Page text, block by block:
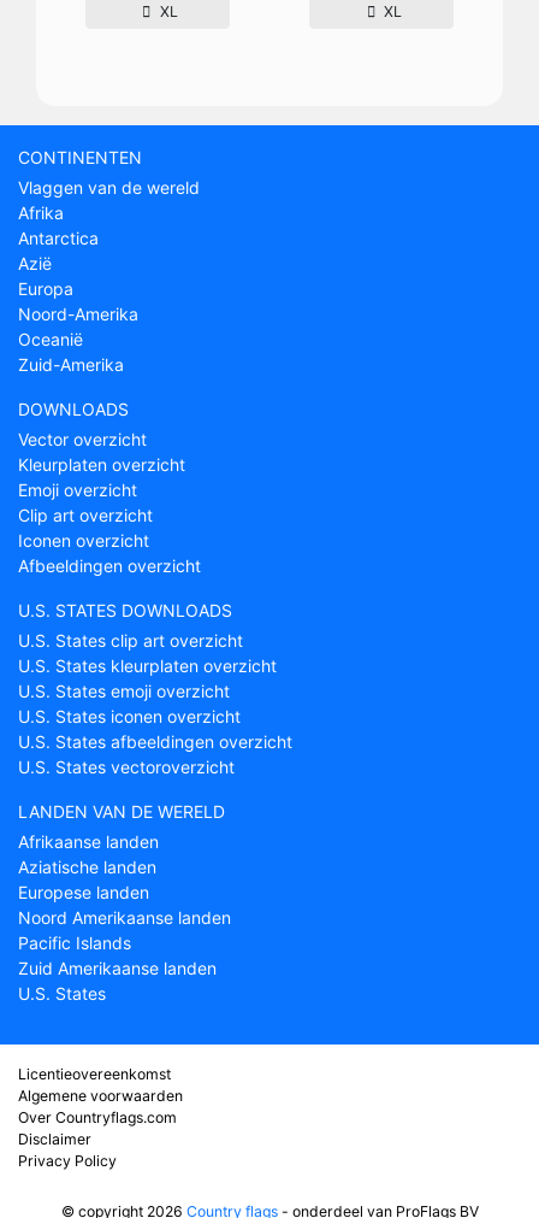
XL XL
CONTINENTEN
Vlaggen van de wereld
Afrika
Antarctica
Azië
Europa
Noord-Amerika
Oceanië
Zuid-Amerika
DOWNLOADS
Vector overzicht
Kleurplaten overzicht
Emoji overzicht
Clip art overzicht
Iconen overzicht
Afbeeldingen overzicht
U.S. STATES DOWNLOADS
U.S. States clip art overzicht
U.S. States kleurplaten overzicht
U.S. States emoji overzicht
U.S. States iconen overzicht
U.S. States afbeeldingen overzicht
U.S. States vectoroverzicht
LANDEN VAN DE WERELD
Afrikaanse landen
Aziatische landen
Europese landen
Noord Amerikaanse landen
Pacific Islands
Zuid Amerikaanse landen
U.S. States
Licentieovereenkomst
Algemene voorwaarden
Over Countryflags.com
Disclaimer
Privacy Policy
© copyright 2026 Country flags- onderdeel van ProFlags BV